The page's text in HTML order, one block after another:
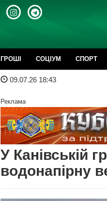
ГРОШІ CОЦІУМ СПОРТ
09.07.26 18:43
Реклама
У Канівській
водонапірну